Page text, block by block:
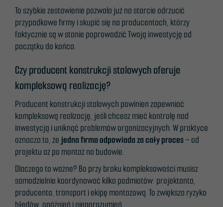
To szybkie zestawienie pozwala już na starcie odrzucić
przypadkowe firmy i skupić się na producentach, którzy
faktycznie są w stanie poprowadzić Twoją inwestycję od
początku do końca.
Czy producent konstrukcji stalowych oferuje
kompleksową realizację?
Producent konstrukcji stalowych powinien zapewniać
kompleksową realizację, jeśli chcesz mieć kontrolę nad
inwestycją i uniknąć problemów organizacyjnych. W praktyce
oznacza to, że jedna firma odpowiada za cały proces– od
projektu aż po montaż na budowie.
Dlaczego to ważne? Bo przy braku kompleksowości musisz
samodzielnie koordynować kilka podmiotów: projektanta,
producenta, transport i ekipę montażową. To zwiększa ryzyko
błędów, opóźnień i nieporozumień.